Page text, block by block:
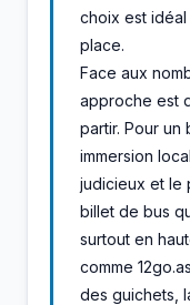
choix est
place.
Face aux
approche est
partir. Pour
immersion
judicieux et le
billet de bus
surtout en
comme
des guichets,